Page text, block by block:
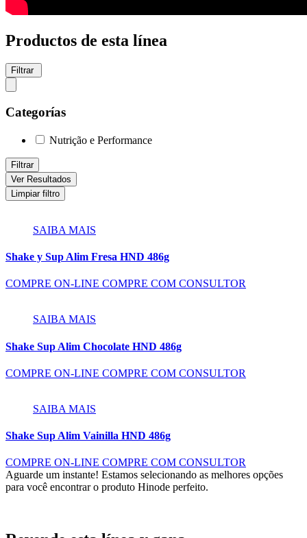
Productos de esta línea
Filtrar
Categorías
Nutrição e Performance
Filtrar
Ver Resultados
Limpiar filtro
SAIBA MAIS
Shake y Sup Alim Fresa HND 486g
COMPRE ON-LINE COMPRE COM CONSULTOR
SAIBA MAIS
Shake Sup Alim Chocolate HND 486g
COMPRE ON-LINE COMPRE COM CONSULTOR
SAIBA MAIS
Shake Sup Alim Vainilla HND 486g
COMPRE ON-LINE COMPRE COM CONSULTOR
Aguarde um instante! Estamos selecionando as melhores opções
para você encontrar o produto Hinode perfeito.